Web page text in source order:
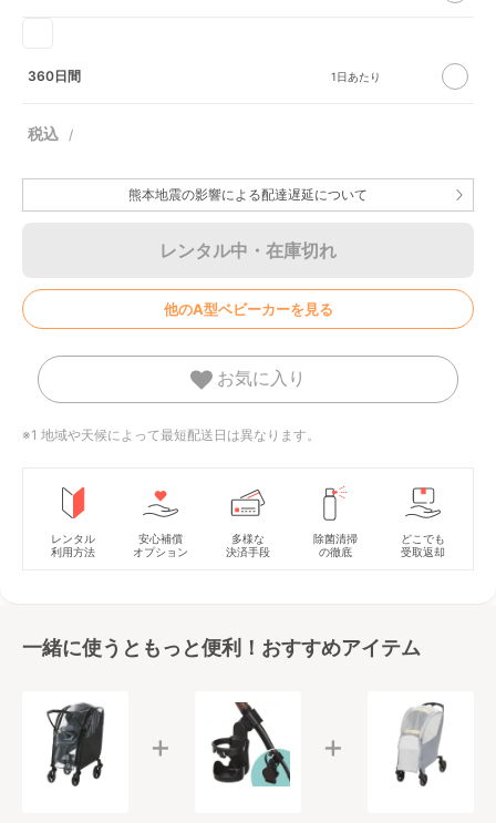
360日間
熊本地震の影響による配達遅延について
レンタル中・在庫切れ
他のA型ベビーカーを見る
お気に入り
※1 地域や天候によって最短配送日は異なります。
レンタル
利用方法
安心補償
オプション
多様な
決済手段
除菌清掃
の徹底
どこでも
受取返却
一緒に使うともっと便利！おすすめアイテム